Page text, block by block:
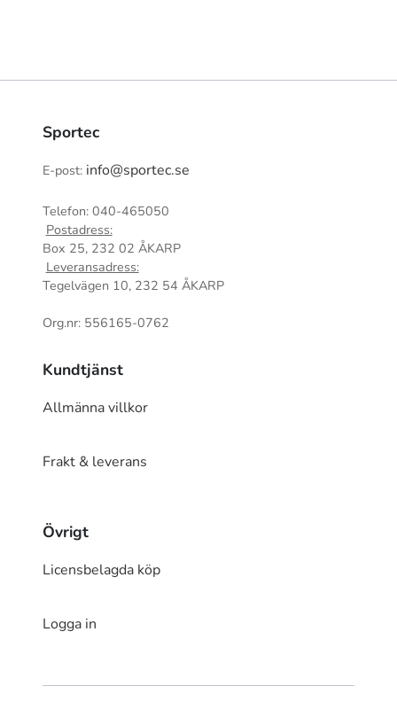
Sportec
E-post: info@sportec.se
Telefon: 040-465050
Postadress:
Box 25, 232 02 ÅKARP
Leveransadress:
Tegelvägen 10, 232 54 ÅKARP
Org.nr: 556165-0762
Kundtjänst
Allmänna villkor
Frakt & leverans
Övrigt
Licensbelagda köp
Logga in